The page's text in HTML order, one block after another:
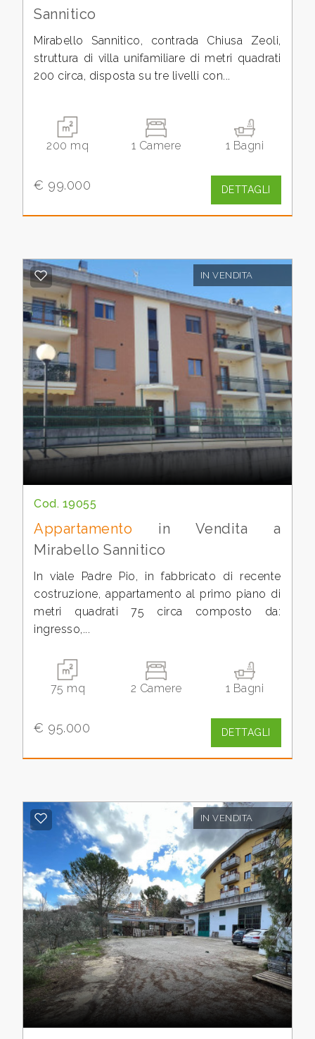
Sannitico
Mirabello Sannitico, contrada Chiusa Zeoli,
struttura di villa unifamiliare di metri quadrati
200 circa, disposta su tre livelli con...
200 mq 1 Camere 1 Bagni
€ 99.000 DETTAGLI
IN VENDITA
Cod. 19055
Appartamento in Vendita a
Mirabello Sannitico
In viale Padre Pio, in fabbricato di recente
costruzione, appartamento al primo piano di
metri quadrati 75 circa composto da:
ingresso,...
75 mq 2 Camere 1 Bagni
€ 95.000 DETTAGLI
IN VENDITA
3
4
Camere
Qualsiasi
1
2
3
4
multiscelta
Giardino
Arredato
Nuova costruzione
Lusso